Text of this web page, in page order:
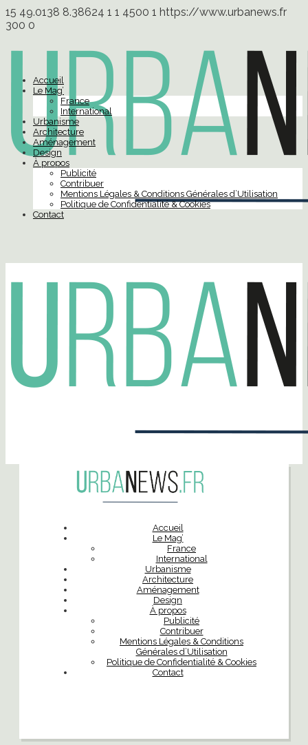
15 49.0138 8.38624 1 1 4500 1 https://www.urbanews.fr
300 0
Accueil
Le Mag’
France
International
Urbanisme
Architecture
Aménagement
Design
À propos
Publicité
Contribuer
Mentions Légales & Conditions Générales d’Utilisation
Politique de Confidentialité & Cookies
Contact
Accueil
Le Mag’
France
International
Urbanisme
Architecture
Aménagement
Design
À propos
Publicité
Contribuer
Mentions Légales & Conditions
Générales d’Utilisation
Politique de Confidentialité & Cookies
Contact